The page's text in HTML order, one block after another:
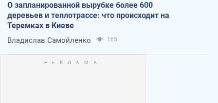
О запланированной вырубке более 600
деревьев и теплотрассе: что происходит на
Теремках в Киеве
Владислав Самойленко 165